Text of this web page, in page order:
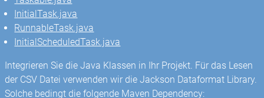
InitialTask.java
RunnableTask.java
InitialScheduledTask.java
Integrieren Sie die Java Klassen in Ihr Projekt. Für das Lesen
der CSV Datei verwenden wir die Jackson Dataformat Library.
Solche bedingt die folgende Maven Dependency: